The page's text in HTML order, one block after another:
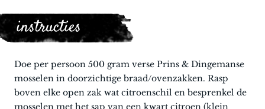
instructies
Doe per persoon 500 gram verse Prins & Dingemanse
mosselen in doorzichtige braad/ovenzakken. Rasp
boven elke open zak wat citroenschil en besprenkel de
mosselen met het sap van een kwart citroen (klein